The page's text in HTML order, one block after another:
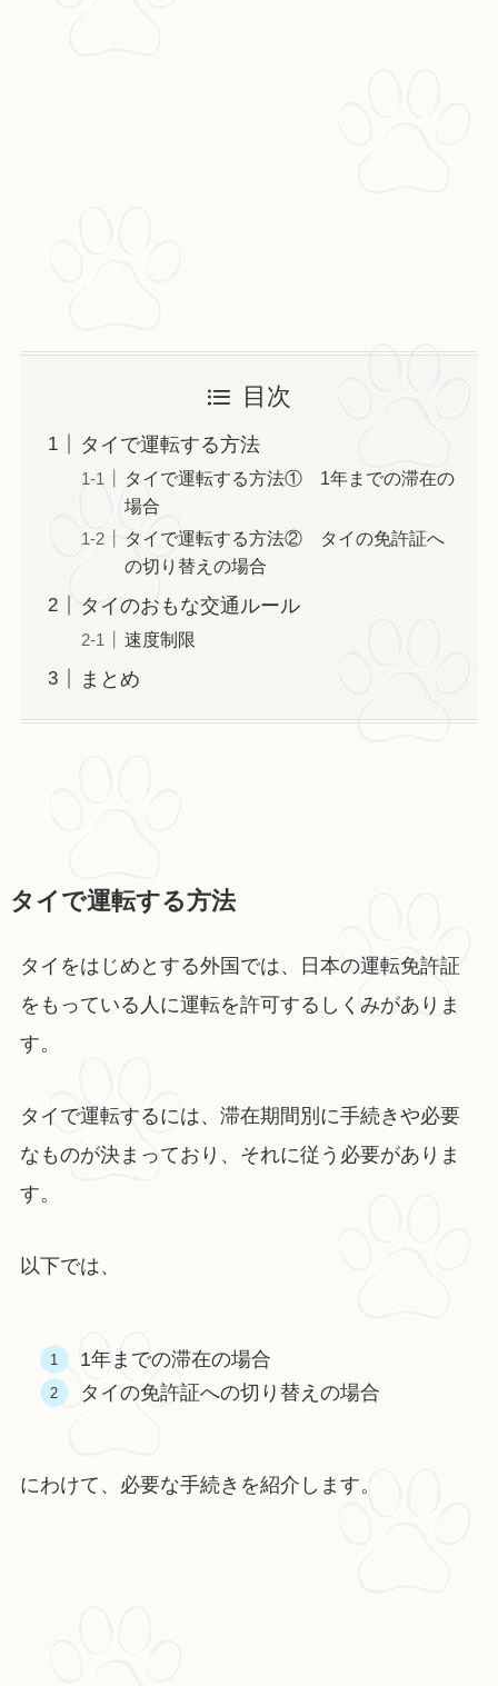
目次
タイで運転する方法
タイで運転する方法① 1年までの滞在の
場合
タイで運転する方法② タイの免許証へ
の切り替えの場合
タイのおもな交通ルール
速度制限
まとめ
タイで運転する方法
タイをはじめとする外国では、日本の運転免許証
をもっている人に運転を許可するしくみがありま
す。
タイで運転するには、滞在期間別に手続きや必要
なものが決まっており、それに従う必要がありま
す。
以下では、
1年までの滞在の場合
タイの免許証への切り替えの場合
にわけて、必要な手続きを紹介します。